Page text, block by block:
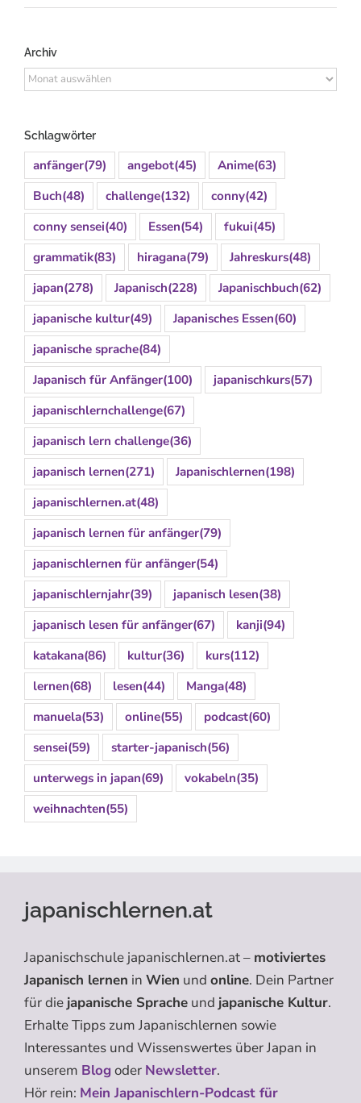
Archiv
Archiv
Schlagwörter
anfänger(79) angebot(45) Anime(63)
Buch(48) challenge(132) conny(42)
conny sensei(40) Essen(54) fukui(45)
grammatik(83) hiragana(79) Jahreskurs(48)
japan(278) Japanisch(228) Japanischbuch(62)
japanische kultur(49) Japanisches Essen(60)
japanische sprache(84)
Japanisch für Anfänger(100) japanischkurs(57)
japanischlernchallenge(67)
japanisch lern challenge(36)
japanisch lernen(271) Japanischlernen(198)
japanischlernen.at(48)
japanisch lernen für anfänger(79)
japanischlernen für anfänger(54)
japanischlernjahr(39) japanisch lesen(38)
japanisch lesen für anfänger(67) kanji(94)
katakana(86) kultur(36) kurs(112)
lernen(68) lesen(44) Manga(48)
manuela(53) online(55) podcast(60)
sensei(59) starter-japanisch(56)
unterwegs in japan(69) vokabeln(35)
weihnachten(55)
japanischlernen.at
Japanischschule japanischlernen.at – motiviertes
Japanisch lernen in Wien und online. Dein Partner
für die japanische Sprache und japanische Kultur.
Erhalte Tipps zum Japanischlernen sowie
Interessantes und Wissenswertes über Japan in
unserem Blogoder Newsletter.
Hör rein: Mein Japanischlern-Podcast für